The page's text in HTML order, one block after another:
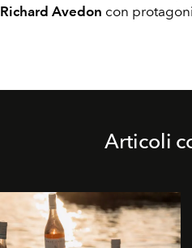
Richard Avedon con
Articoli